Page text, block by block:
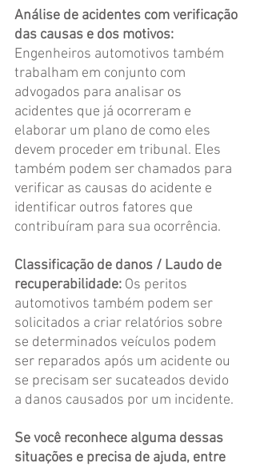
Análise de acidentes com verificação
das causas e dos motivos:
Engenheiros automotivos também
trabalham em conjunto com
advogados para analisar os
acidentes que já ocorreram e
elaborar um plano de como eles
devem proceder em tribunal. Eles
também podem ser chamados para
verificar as causas do acidente e
identificar outros fatores que
contribuíram para sua ocorrência.
Classificação de danos / Laudo de
recuperabilidade: Os peritos
automotivos também podem ser
solicitados a criar relatórios sobre
se determinados veículos podem
ser reparados após um acidente ou
se precisam ser sucateados devido
a danos causados por um incidente.
Se você reconhece alguma dessas
situações e precisa de ajuda, entre